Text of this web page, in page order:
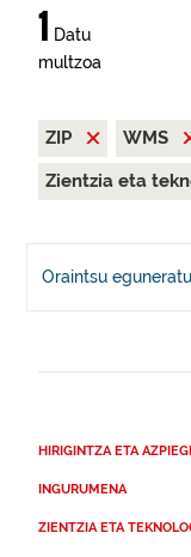
1 Datu
multzoa
ZIP WMS
Zientzia eta
Oraintsu
HIRIGINTZA ETA
INGURUMENA
ZIENTZIA ETA